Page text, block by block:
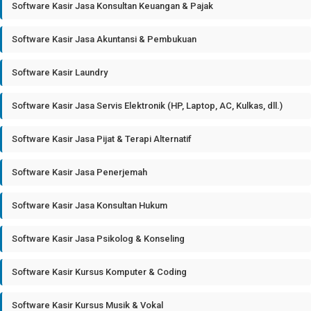
Software Kasir Jasa Konsultan Keuangan & Pajak
Software Kasir Jasa Akuntansi & Pembukuan
Software Kasir Laundry
Software Kasir Jasa Servis Elektronik (HP, Laptop, AC, Kulkas, dll.)
Software Kasir Jasa Pijat & Terapi Alternatif
Software Kasir Jasa Penerjemah
Software Kasir Jasa Konsultan Hukum
Software Kasir Jasa Psikolog & Konseling
Software Kasir Kursus Komputer & Coding
Software Kasir Kursus Musik & Vokal